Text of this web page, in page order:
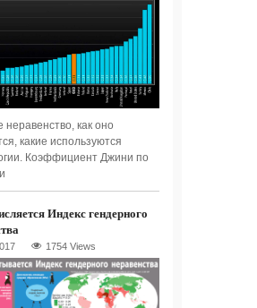
неравенство, как оно
какие используются
Коэффициент Джини по
Индекс гендерного
1754 Views